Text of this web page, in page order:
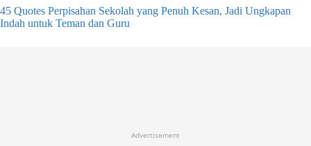
45 Quotes Perpisahan Sekolah yang Penuh Kesan, Jadi Ungkapan
Indah untuk Teman dan Guru
Advertisement